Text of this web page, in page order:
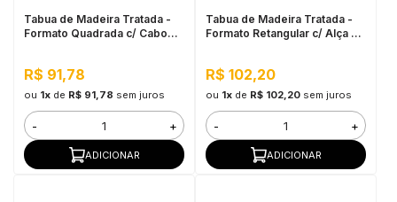
Tabua de Madeira Tratada -
Formato Quadrada c/ Cabo
R$ 91,78
ou 1xde R$ 91,78 sem juros
- +
ADICIONAR
Tabua de Madeira Tratada -
Formato Retangular c/ Alça e
R$ 102,20
ou 1xde R$ 102,20 sem juros
- +
ADICIONAR